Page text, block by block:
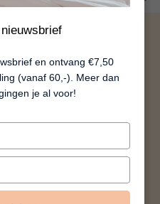
en ontvang €7,50
(vanaf 60,-). Meer dan
je al voor!